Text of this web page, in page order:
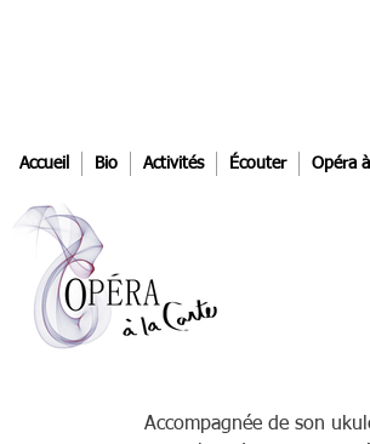
Accueil Bio Activités Écouter Opéra
Accompagnée de son